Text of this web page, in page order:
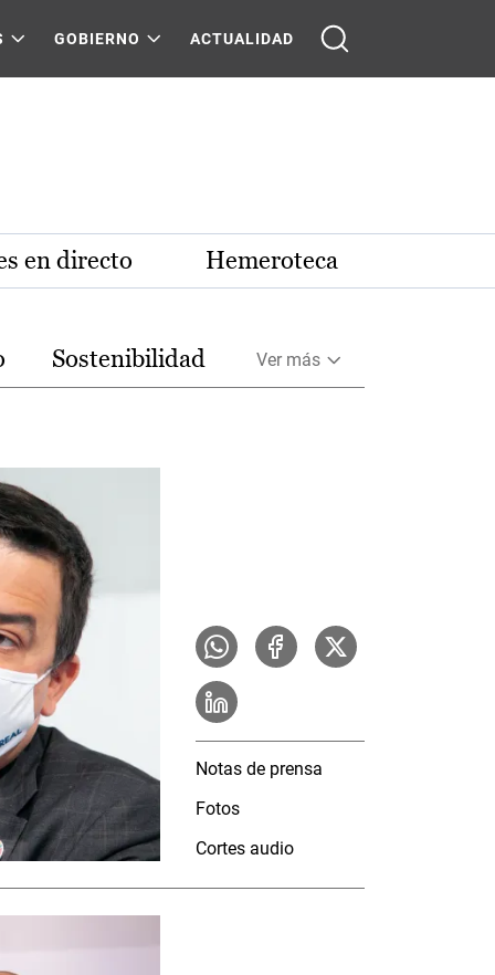
GOBIERNO ACTUALIDAD
en directo Hemeroteca
Sostenibilidad Ver más
Notas de prensa
Fotos
Cortes audio